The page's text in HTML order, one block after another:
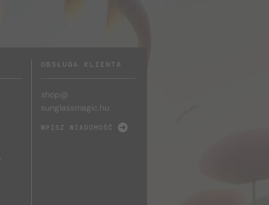
OBSŁUGA KLIENTA
shop@
sunglassmagic.hu
WPISZ WIADOMOŚĆ